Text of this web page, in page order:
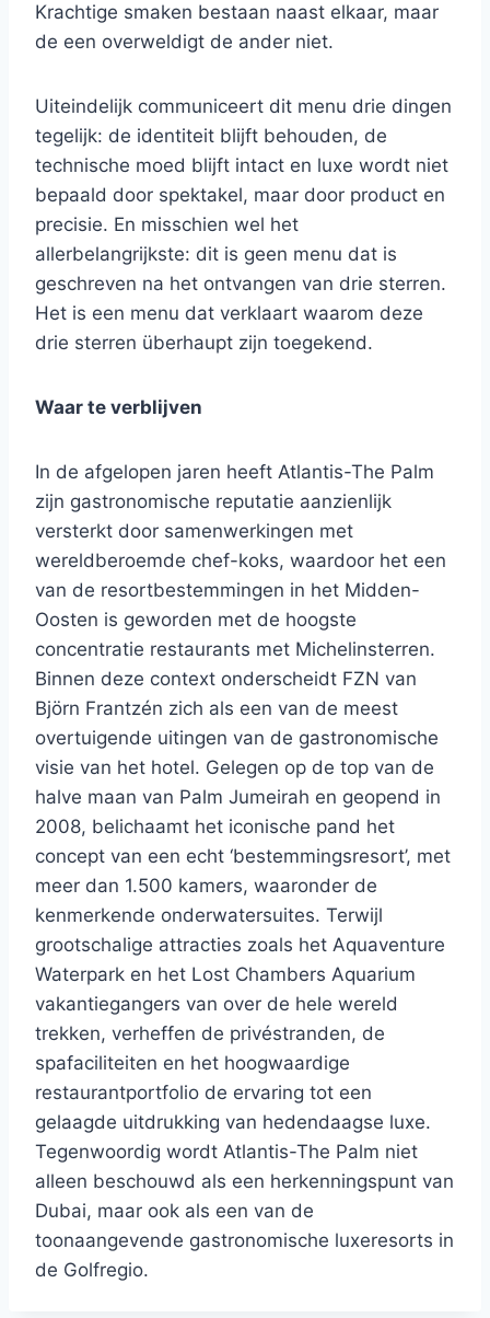
Krachtige smaken bestaan ​​naast elkaar, maar
de een overweldigt de ander niet.
Uiteindelijk communiceert dit menu drie dingen
tegelijk: de identiteit blijft behouden, de
technische moed blijft intact en luxe wordt niet
bepaald door spektakel, maar door product en
precisie. En misschien wel het
allerbelangrijkste: dit is geen menu dat is
geschreven na het ontvangen van drie sterren.
Het is een menu dat verklaart waarom deze
drie sterren überhaupt zijn toegekend.
Waar te verblijven
In de afgelopen jaren heeft Atlantis-The Palm
zijn gastronomische reputatie aanzienlijk
versterkt door samenwerkingen met
wereldberoemde chef-koks, waardoor het een
van de resortbestemmingen in het Midden-
Oosten is geworden met de hoogste
concentratie restaurants met Michelinsterren.
Binnen deze context onderscheidt FZN van
Björn Frantzén zich als een van de meest
overtuigende uitingen van de gastronomische
visie van het hotel. Gelegen op de top van de
halve maan van Palm Jumeirah en geopend in
2008, belichaamt het iconische pand het
concept van een echt ‘bestemmingsresort’, met
meer dan 1.500 kamers, waaronder de
kenmerkende onderwatersuites. Terwijl
grootschalige attracties zoals het Aquaventure
Waterpark en het Lost Chambers Aquarium
vakantiegangers van over de hele wereld
trekken, verheffen de privéstranden, de
spafaciliteiten en het hoogwaardige
restaurantportfolio de ervaring tot een
gelaagde uitdrukking van hedendaagse luxe.
Tegenwoordig wordt Atlantis-The Palm niet
alleen beschouwd als een herkenningspunt van
Dubai, maar ook als een van de
toonaangevende gastronomische luxeresorts in
de Golfregio.